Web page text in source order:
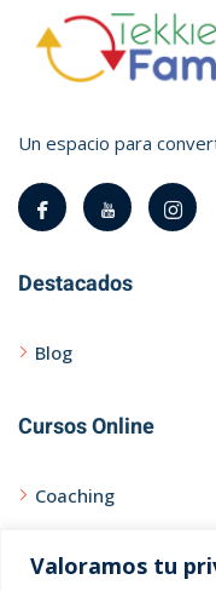
Valoramos tu
Un espacio para
Destacados
Blog
Cursos Online
Coaching